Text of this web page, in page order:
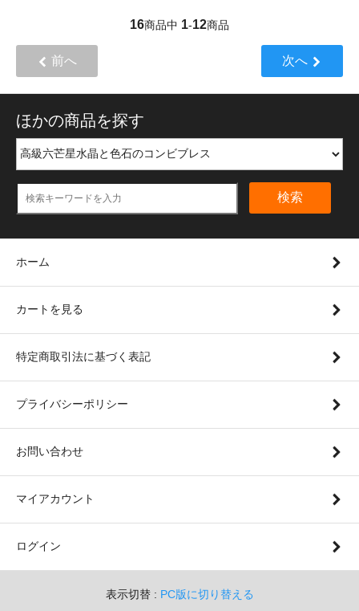
16商品中 1-12商品
前へ 次へ
ほかの商品を探す
検索
ホーム
カートを見る
特定商取引法に基づく表記
プライバシーポリシー
お問い合わせ
マイアカウント
ログイン
表示切替 : PC版に切り替える